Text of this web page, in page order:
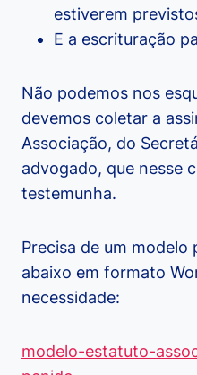
estiverem
E a escrituração
Não podemos nos
devemos coletar a
Associação, do
advogado, que nesse
testemunha.
Precisa de um modelo
abaixo em formato
necessidade:
modelo-estatuto-